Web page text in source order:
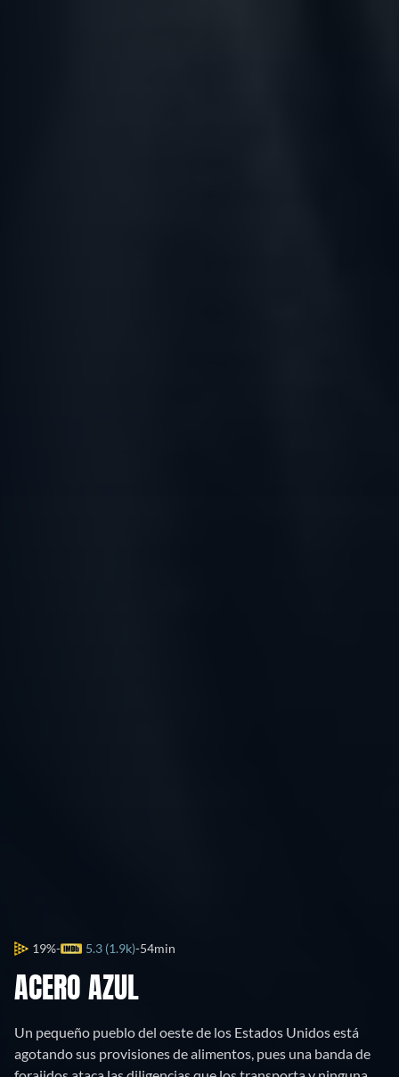
19% 5.3 (1.9k) 54min
ACERO AZUL
Un pequeño pueblo del oeste de los Estados Unidos está
agotando sus provisiones de alimentos, pues una banda de